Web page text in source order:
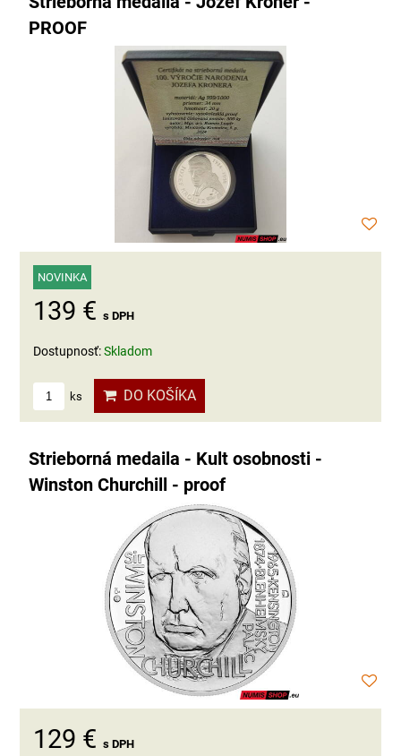
PROOF
NOVINKA
139 € s DPH
Dostupnosť:Skladom
ks DO KOŠÍKA
Strieborná medaila - Kult osobnosti -
Winston Churchill - proof
129 € s DPH